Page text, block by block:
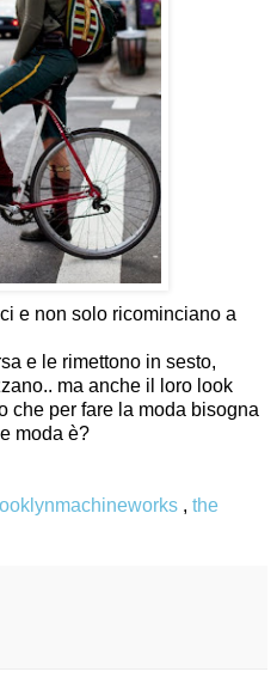
e non solo ricominciano a
e le rimettono in sesto,
ma anche il loro look
che per fare la moda bisogna
moda è?
, the